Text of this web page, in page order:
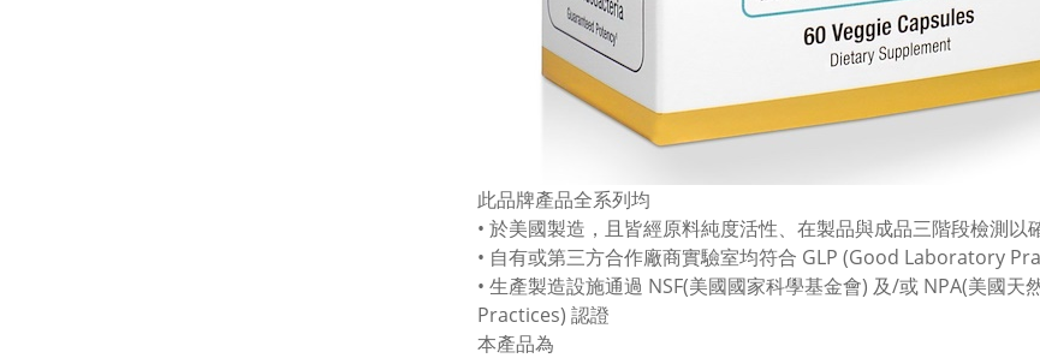
此品牌產品全系列均
• 於美國製造，且皆經原料純度活性、在製品與成品三階段檢測以
• 自有或第三方合作廠商實驗室均符合 GLP (Good Laboratory
• 生產製造設施通過 NSF(美國國家科學基金會) 及/或 NPA(美國
Practices) 認證
本產品為